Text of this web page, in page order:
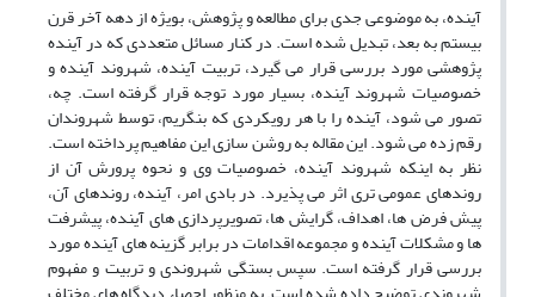
آینده، به موضوعی جدی برای مطالعه و پژوهش، بویژه از دهه آخر قرن
بیستم به بعد، تبدیل شده است. در کنار مسائل متعددی که در آینده
پژوهشی مورد بررسی قرار می گیرد، تربیت آینده، شهروند آینده و
خصوصیات شهروند آینده، بسیار مورد توجه قرار گرفته است. چه،
تصور می شود، آینده را با هر رویکردی که بنگریم، توسط شهروندان
رقم زده می شود. این مقاله به روشن سازی این مفاهیم پرداخته است.
نظر به اینکه شهروند آینده، خصوصیات وی و نحوه پرورش آن از
روندهای عمومی تری اثر می پذیرد. در بادی امر، آینده، روندهای آن،
پیش فرض ها، اهداف، گرایش ها، تصویرپردازی های آینده، پیشرفت
ها و مشکلات آینده و مجموعه اقدامات در برابر گزینه های آینده مورد
بررسی قرار گرفته است. سپس بستگی شهروندی و تربیت و مفهوم